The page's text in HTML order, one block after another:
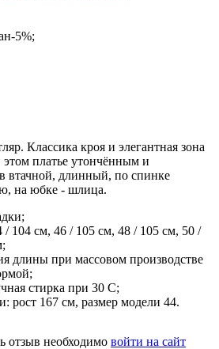
5%;
Классика кроя и элегантная зона
этом платье утончённым и
втачной, длинный, по спинке
на юбке - шлица.
/ 104 см, 46 / 105 см, 48 / 105 см, 50 /
длины при массовом производстве
стирка при 30 С;
рост 167 см, размер модели 44.
отзыв необходимо войти на сайт